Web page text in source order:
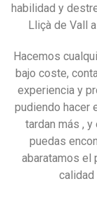
habilidad y
Lliçà de Vall
Hacemos
bajo coste,
experiencia y
pudiendo hacer
tardan más ,
puedas
abaratamos el
calidad